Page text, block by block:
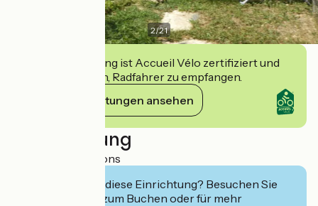
2/21
Diese Einrichtung ist Accueil Vélo zertifiziert und
verpflichtet sich, Radfahrer zu empfangen.
Ihre Verpflichtungen ansehen
Beschreibung
2 Rooms - 5 Persons
Interessiert Sie diese Einrichtung? Besuchen Sie
deren Website zum Buchen oder für mehr